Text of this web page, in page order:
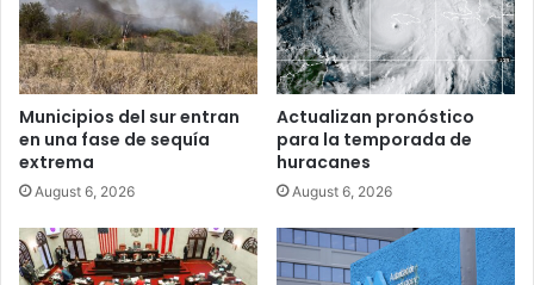
Municipios del sur entran
en una fase de sequía
extrema
August 6, 2026
Actualizan pronóstico
para la temporada de
huracanes
August 6, 2026